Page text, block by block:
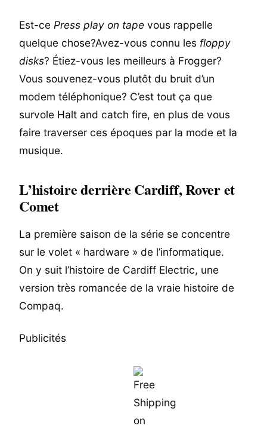
Est-ce Press play on tape vous rappelle
quelque chose?Avez-vous connu les floppy
disks? Étiez-vous les meilleurs à Frogger?
Vous souvenez-vous plutôt du bruit d’un
modem téléphonique? C’est tout ça que
survole Halt and catch fire, en plus de vous
faire traverser ces époques par la mode et la
musique.
L’histoire derrière Cardiff, Rover et
Comet
La première saison de la série se concentre
sur le volet « hardware » de l’informatique.
On y suit l’histoire de Cardiff Electric, une
version très romancée de la vraie histoire de
Compaq.
Publicités